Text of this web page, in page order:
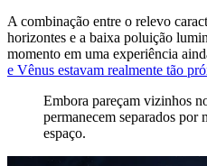
A combinação entre o relevo
horizontes e a baixa poluição
momento em uma experiência
e Vênus estavam realmente tão
Embora pareçam vizinhos
permanecem separados por
espaço.